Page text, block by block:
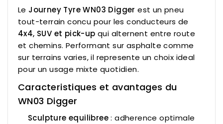
Le Journey Tyre WN03 Digger est un pneu
tout-terrain concu pour les conducteurs de
4x4, SUV et pick-up qui alternent entre route
et chemins. Performant sur asphalte comme
sur terrains varies, il represente un choix ideal
pour un usage mixte quotidien.
Caracteristiques et avantages du
WN03 Digger
Sculpture equilibree: adherence optimale